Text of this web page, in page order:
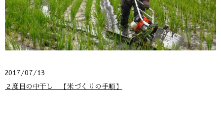
2017/07/13
２度目の中干し 【米づくりの手順】